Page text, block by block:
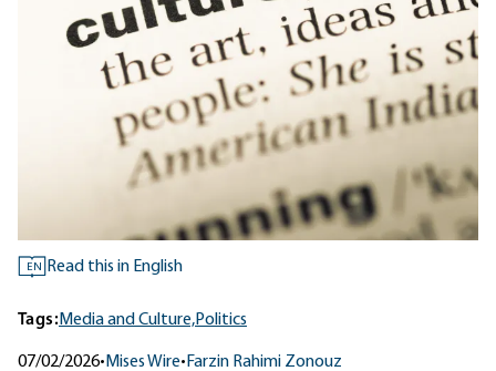
EN Read this in English
Tags:Media and Culture,Politics
07/02/2026• Mises Wire• Farzin Rahimi Zonouz